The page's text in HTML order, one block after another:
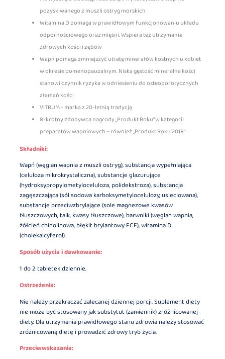
pozyskiwanego z muszli ostryg morskich
Witamina D pomaga w prawidłowym funkcjonowaniu układu
odpornościowego oraz mięśni. Wspiera też utrzymanie
zdrowych kości i zębów
Wapń pomaga zmniejszyć utratę minerałów kostnych u kobiet
w okresie pomenopauzalnym. Niska gęstość mineralna kości
stanowi czynnik ryzyka w odniesieniu do osteoporotycznych
złamań kości
VITRUM - marka z 20-letnią tradycją
8-krotny zdobywca nagrody „Produkt Roku” w kategorii
preparatów wapniowych – również „Produkt Roku 2018”
Składniki:
Wapń (węglan wapnia z muszli ostryg), substancja wypełniająca
(celuloza mikrokrystaliczna), substancje glazurujące
(hydroksypropylometyloceluloza, polidekstroza), substancja
zagęszczająca (sól sodowa karboksymetylocelulozy, usieciowana),
substancje przeciwzbrylające (sole magnezowe kwasów
tłuszczowych, talk, kwasy tłuszczowe), barwniki (węglan wapnia,
żółcień chinolinowa, błękit brylantowy FCF), witamina D
(cholekalcyferol).
Sposób użycia i dawkowanie:
1 do 2 tabletek dziennie.
Ostrzeżenia:
Nie należy przekraczać zalecanej dziennej porcji. Suplement diety
nie może być stosowany jak substytut (zamiennik) zróżnicowanej
diety. Dla utrzymania prawidłowego stanu zdrowia należy stosować
zróżnicowaną dietę i prowadzić zdrowy tryb życia.
Przeciwwskazania: